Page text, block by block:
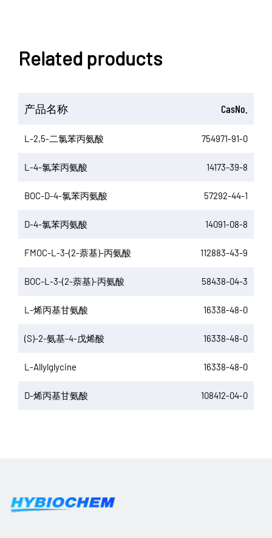
Related products
产品名称 CasNo.
L-2,5-二氯苯丙氨酸 754971-91-0
L-4-氯苯丙氨酸 14173-39-8
BOC-D-4-氯苯丙氨酸 57292-44-1
D-4-氯苯丙氨酸 14091-08-8
FMOC-L-3-(2-萘基)-丙氨酸 112883-43-9
BOC-L-3-(2-萘基)-丙氨酸 58438-04-3
L-烯丙基甘氨酸 16338-48-0
(S)-2-氨基-4-戊烯酸 16338-48-0
L-Allylglycine 16338-48-0
D-烯丙基甘氨酸 108412-04-0